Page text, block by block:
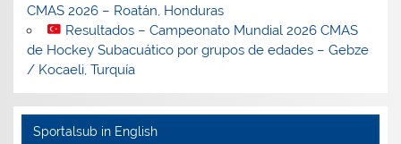
CMAS 2026 – Roatán, Honduras
Resultados – Campeonato Mundial 2026 CMAS
de Hockey Subacuático por grupos de edades – Gebze
/ Kocaeli, Turquía
Sportalsub in English